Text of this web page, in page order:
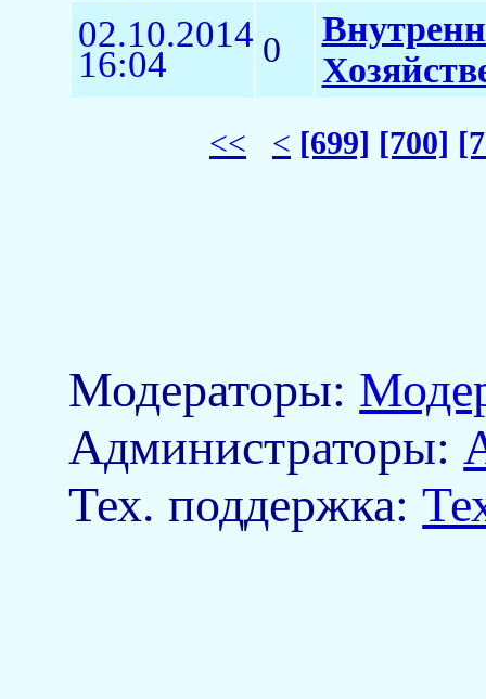
02.10.2014
16:04 0
<< < [699] [700]
Модераторы:
Aдминистраторы:
Тех. поддержка: